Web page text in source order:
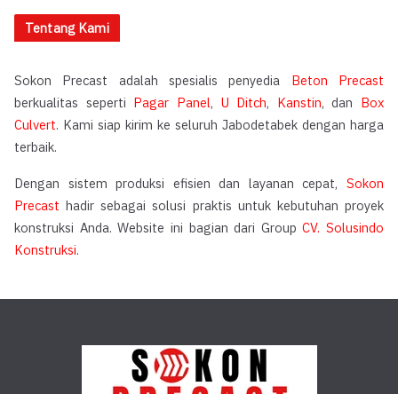
Tentang Kami
Sokon Precast adalah spesialis penyedia Beton Precast
berkualitas seperti Pagar Panel, U Ditch, Kanstin, dan Box
Culvert. Kami siap kirim ke seluruh Jabodetabek dengan harga
terbaik.
Dengan sistem produksi efisien dan layanan cepat, Sokon
Precast hadir sebagai solusi praktis untuk kebutuhan proyek
konstruksi Anda. Website ini bagian dari GroupCV. Solusindo
Konstruksi.